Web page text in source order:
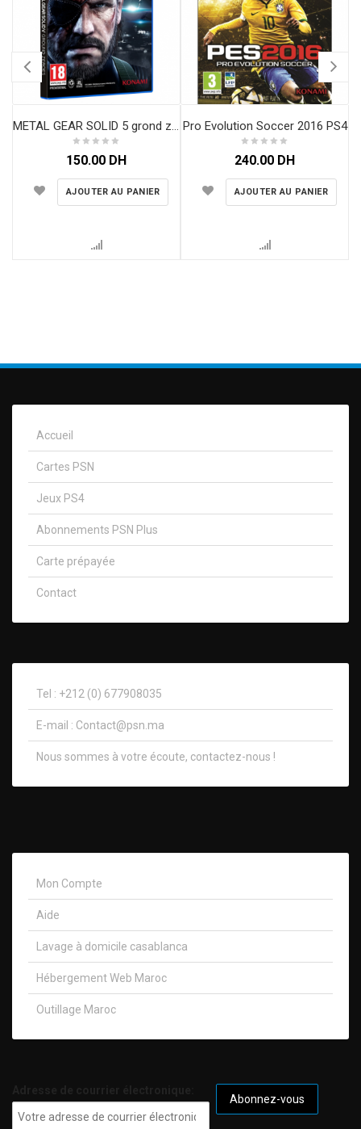
150.00 DH
AJOUTER AU PANIER
Pro Evolution Soccer 2016 PS4
240.00 DH
AJOUTER AU PANIER
Accueil
Cartes PSN
Jeux PS4
Abonnements PSN Plus
Carte prépayée
Contact
Tel : +212 (0) 677908035
E-mail : Contact@psn.ma
Nous sommes à votre écoute, contactez-nous !​
Mon Compte
Aide
Lavage à domicile casablanca
Hébergement Web Maroc
Outillage Maroc